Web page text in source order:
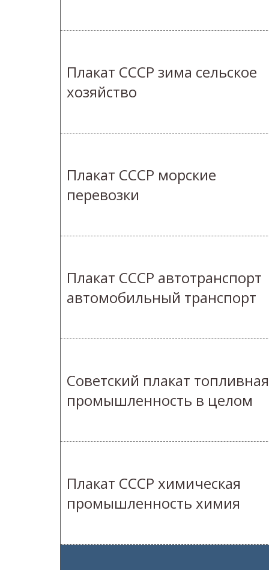
Плакат СССР зима сельское
хозяйство
Плакат СССР морские
перевозки
Плакат СССР автотранспорт
автомобильный транспорт
Советский плакат топливная
промышленность в целом
Плакат СССР химическая
промышленность химия